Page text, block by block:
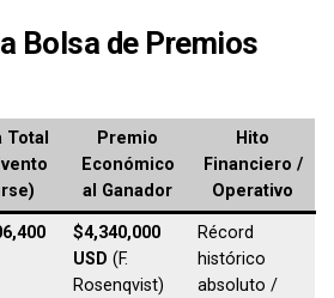
Bolsa de Premios
Total
Premio
Económico
al Ganador
Hito
Financiero /
Operativo
$4,340,000
USD (F.
Rosenqvist)
Récord
histórico
absoluto /